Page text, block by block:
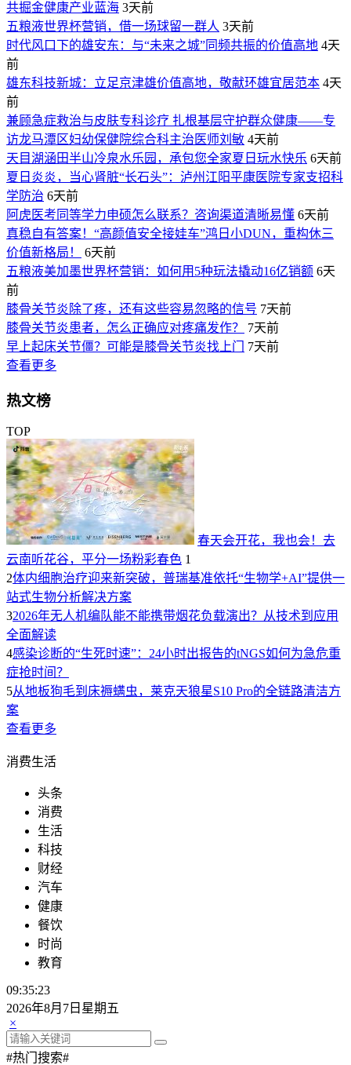
共掘金健康产业蓝海 3天前
五粮液世界杯营销，借一场球留一群人 3天前
时代风口下的雄安东：与“未来之城”同频共振的价值高地 4天
前
雄东科技新城：立足京津雄价值高地，敬献环雄宜居范本 4天
前
兼顾急症救治与皮肤专科诊疗 扎根基层守护群众健康——专
访龙马潭区妇幼保健院综合科主治医师刘敏 4天前
天目湖涵田半山冷泉水乐园，承包您全家夏日玩水快乐 6天前
夏日炎炎，当心肾脏“长石头”：泸州江阳平康医院专家支招科
学防治 6天前
阿虎医考同等学力申硕怎么联系？咨询渠道清晰易懂 6天前
真稳自有答案！“高颜值安全接娃车”鸿日小DUN，重构休三
价值新格局！
6天前
五粮液美加墨世界杯营销：如何用5种玩法撬动16亿销额 6天
前
膝骨关节炎除了疼，还有这些容易忽略的信号 7天前
膝骨关节炎患者，怎么正确应对疼痛发作？
7天前
早上起床关节僵？可能是膝骨关节炎找上门
7天前
查看更多
热文榜
TOP
春天会开花，我也会！去
云南听花谷，平分一场粉彩春色 1
2体内细胞治疗迎来新突破，普瑞基准依托“生物学+AI”提供一
站式生物分析解决方案
32026年无人机编队能不能携带烟花负载演出？从技术到应用
全面解读
4感染诊断的“生死时速”：24小时出报告的tNGS如何为急危重
症抢时间？
5从地板狗毛到床褥螨虫，莱克天狼星S10 Pro的全链路清洁方
案
查看更多
消费生活
头条
消费
生活
科技
财经
汽车
健康
餐饮
时尚
教育
09:35:23
2026年8月7日星期五
×
#热门搜索#